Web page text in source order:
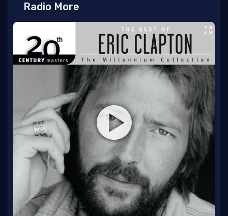
Radio More